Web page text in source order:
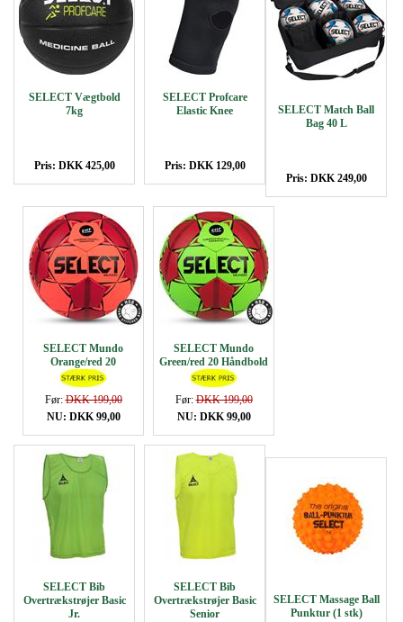
SELECT Vægtbold
7kg
Pris: DKK 425,00
SELECT Profcare
Elastic Knee
Pris: DKK 129,00
SELECT Match Ball
Bag 40 L
Pris: DKK 249,00
SELECT Mundo
Orange/red 20
Håndbold
Før:DKK 199,00
NU: DKK 99,00
SELECT Mundo
Green/red 20 Håndbold
Før:DKK 199,00
NU: DKK 99,00
SELECT Bib
Overtrækstrøjer Basic
Jr.
SELECT Bib
Overtrækstrøjer Basic
Senior
SELECT Massage Ball
Punktur (1 stk)